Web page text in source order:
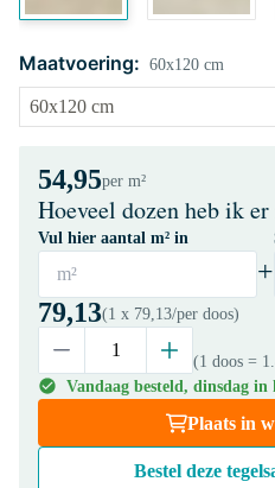
Maatvoering: 60x120 cm
54,95per m²
Hoeveel dozen heb ik
Vul hier aantal m² in
m² +
79,13(1 x 79,13/per doos)
(1 doos =
Vandaag besteld, dinsdag in
Plaats in
Bestel deze